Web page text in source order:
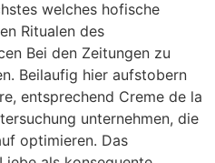
welches hofische
Ritualen des
Bei den Zeitungen zu
Beilaufig hier aufstobern
entsprechend Creme de la
unternehmen, die
optimieren. Das